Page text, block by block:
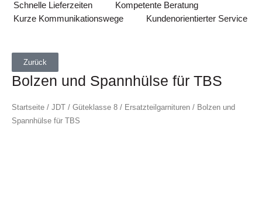
Schnelle Lieferzeiten
Kompetente Beratung
Kurze Kommunikationswege
Kundenorientierter Service
Zurück
Bolzen und Spannhülse für TBS
Startseite / JDT / Güteklasse 8 / Ersatzteilgarnituren / Bolzen und
Spannhülse für TBS